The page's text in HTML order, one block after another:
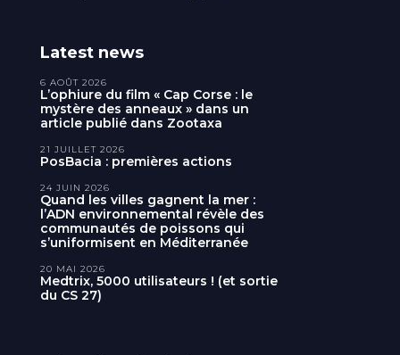
Latest news
L’ophiure du film « Cap Corse : le
mystère des anneaux » dans un
article publié dans Zootaxa
6 AOÛT 2026
PosBacia : premières actions
21 JUILLET 2026
Quand les villes gagnent la mer :
l’ADN environnemental révèle des
communautés de poissons qui
s’uniformisent en Méditerranée
24 JUIN 2026
Medtrix, 5000 utilisateurs ! (et sortie
du CS 27)
20 MAI 2026